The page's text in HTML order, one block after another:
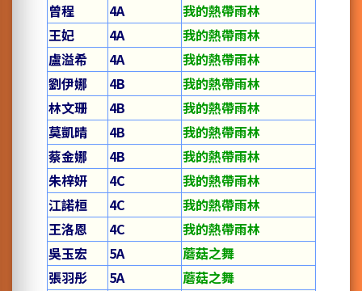
曾程
4A
我的熱帶雨林
王妃
4A
我的熱帶雨林
盧溢希
4A
我的熱帶雨林
劉伊娜
4B
我的熱帶雨林
林文珊
4B
我的熱帶雨林
莫凱晴
4B
我的熱帶雨林
蔡金娜
4B
我的熱帶雨林
朱梓妍
4C
我的熱帶雨林
江諾桓
4C
我的熱帶雨林
王洛恩
4C
我的熱帶雨林
吳玉宏
5A
蘑菇之舞
張羽彤
5A
蘑菇之舞